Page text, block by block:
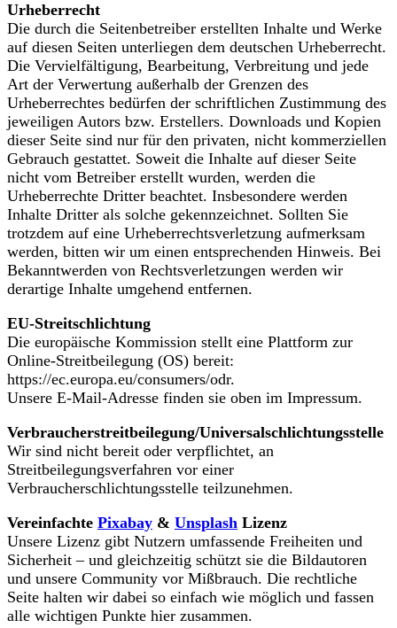
Urheberrecht
Die durch die Seitenbetreiber erstellten Inhalte und Werke
auf diesen Seiten unterliegen dem deutschen Urheberrecht.
Die Vervielfältigung, Bearbeitung, Verbreitung und jede
Art der Verwertung außerhalb der Grenzen des
Urheberrechtes bedürfen der schriftlichen Zustimmung des
jeweiligen Autors bzw. Erstellers. Downloads und Kopien
dieser Seite sind nur für den privaten, nicht kommerziellen
Gebrauch gestattet. Soweit die Inhalte auf dieser Seite
nicht vom Betreiber erstellt wurden, werden die
Urheberrechte Dritter beachtet. Insbesondere werden
Inhalte Dritter als solche gekennzeichnet. Sollten Sie
trotzdem auf eine Urheberrechtsverletzung aufmerksam
werden, bitten wir um einen entsprechenden Hinweis. Bei
Bekanntwerden von Rechtsverletzungen werden wir
derartige Inhalte umgehend entfernen.
EU-Streitschlichtung
Die europäische Kommission stellt eine Plattform zur
Online-Streitbeilegung (OS) bereit:
https://ec.europa.eu/consumers/odr.
Unsere E-Mail-Adresse finden sie oben im Impressum.
Verbraucherstreitbeilegung/Universalschlichtungsstelle
Wir sind nicht bereit oder verpflichtet, an
Streitbeilegungsverfahren vor einer
Verbraucherschlichtungsstelle teilzunehmen.
Vereinfachte Pixabay & Unsplash Lizenz
Unsere Lizenz gibt Nutzern umfassende Freiheiten und
Sicherheit – und gleichzeitig schützt sie die Bildautoren
und unsere Community vor Mißbrauch. Die rechtliche
Seite halten wir dabei so einfach wie möglich und fassen
alle wichtigen Punkte hier zusammen.